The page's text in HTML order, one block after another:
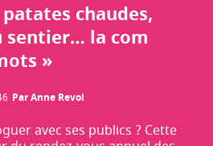
chaudes,
sentier… la com
»
ParAnne Revol
avec ses publics ? Cette